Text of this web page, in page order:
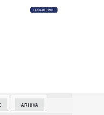
priliku za Srbiju: "Šansa i za
ratu u Iranu: Svedočimo velikoj
ARHIVA